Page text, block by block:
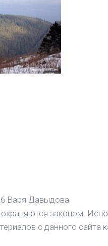
Варя Давыдова
законом.
с данного сайта